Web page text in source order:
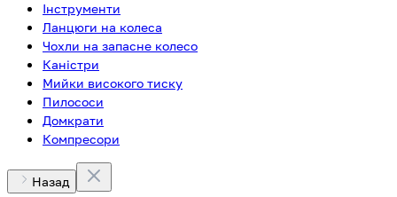
Інструменти
Ланцюги на колеса
Чохли на запасне колесо
Каністри
Мийки високого тиску
Пилососи
Домкрати
Компресори
Назад